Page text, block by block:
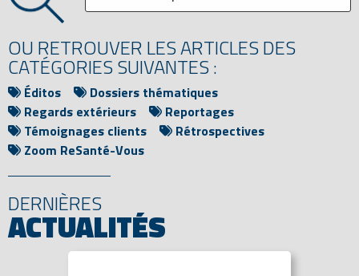
OU RETROUVER LES ARTICLES DES
CATÉGORIES SUIVANTES :
Éditos
Dossiers thématiques
Regards extérieurs
Reportages
Témoignages clients
Rétrospectives
Zoom ReSanté-Vous
DERNIÈRES
ACTUALITÉS